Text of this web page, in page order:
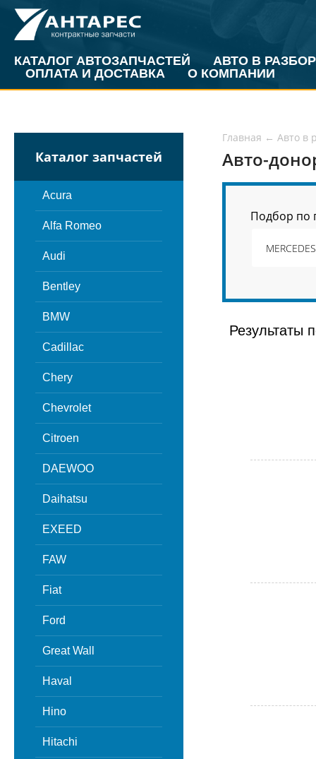
КАТАЛОГ АВТОЗАПЧАСТЕЙ
АВТО В РАЗБОР
ОПЛАТА И ДОСТАВКА
О КОМПАНИИ
Каталог запчастей
Acura
Alfa Romeo
Audi
Bentley
BMW
Cadillac
Chery
Chevrolet
Citroen
DAEWOO
Daihatsu
EXEED
FAW
Fiat
Ford
Great Wall
Haval
Hino
Hitachi
Главная ← Авто в
Авто-
Подбор по
Результаты